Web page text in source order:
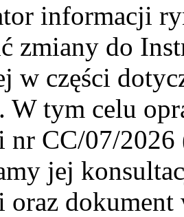
informacji
zmiany do
w części
W tym celu
nr CC/07/
jej
oraz